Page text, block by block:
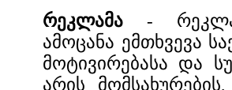
რეკლამა -
ამოცანა ემთხვევა
მოტივირებასა და
არის